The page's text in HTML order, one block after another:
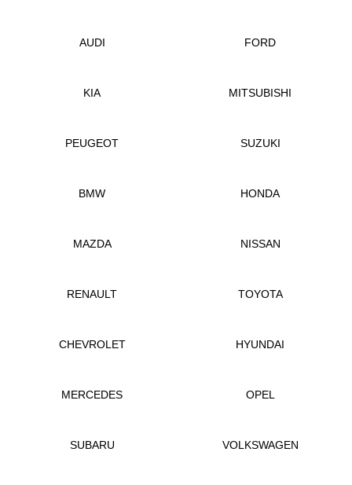
AUDI FORD
KIA MITSUBISHI
PEUGEOT SUZUKI
BMW HONDA
MAZDA NISSAN
RENAULT TOYOTA
CHEVROLET HYUNDAI
MERCEDES OPEL
SUBARU VOLKSWAGEN